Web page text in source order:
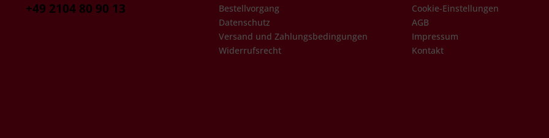
+49 2104 80 90 13
Bestellvorgang
Datenschutz
Versand und Zahlungsbedingungen
Widerrufsrecht
Cookie-Einstellungen
AGB
Impressum
Kontakt